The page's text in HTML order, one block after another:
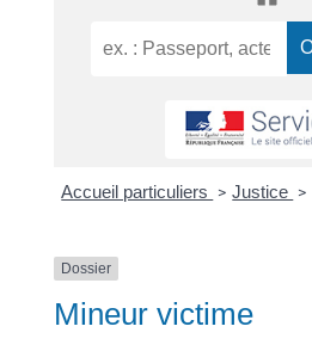
Accueil particuliers > Justice >
Dossier
Mineur victime